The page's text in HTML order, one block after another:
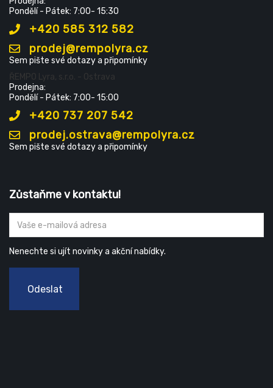
Pondělí - Pátek: 7:00- 15:30
+420 585 312 582
prodej@rempolyra.cz
Sem pište své dotazy a připomínky
ŘEMPO Lyra, s.r.o. - Ostrava
Prodejna:
Pondělí - Pátek: 7:00- 15:00
+420 737 207 542
prodej.ostrava@rempolyra.cz
Sem pište své dotazy a připomínky
Zůstaňme v kontaktu!
Nenechte si ujít novinky a akční nabídky.
Odeslat